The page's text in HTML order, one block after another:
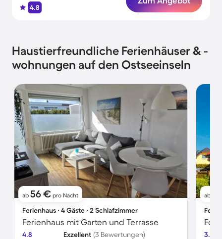
4.8
Haustierfreundliche Ferienhäuser & -
wohnungen auf den Ostseeinseln
ab 56 € pro Nacht
Ferienhaus ∙ 4 Gäste ∙ 2 Schlafzimmer
Ferienhaus mit Garten und Terrasse
4.8 Exzellent (3 Bewertungen)
ab
3.6